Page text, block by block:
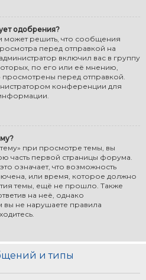
одобрения?
решить, что сообщения
перед отправкой на
включил вас в группу
по его или её мнению,
перед отправкой.
конференции для
при просмотре темы, вы
часть первой страницы форума.
означает, что возможность
или время, которое должно
темы, ещё не прошло. Также
на неё, однако
вы не нарушаете правила
и типы